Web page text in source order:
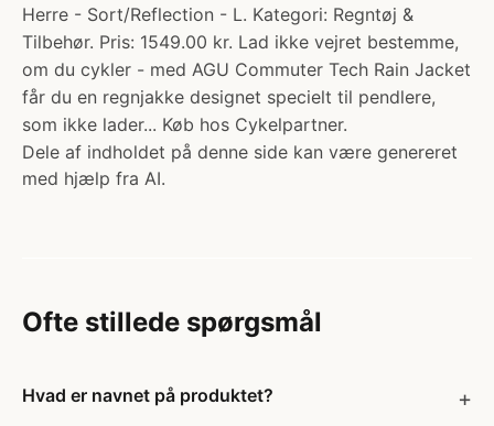
Herre - Sort/Reflection - L. Kategori: Regntøj &
Tilbehør. Pris: 1549.00 kr. Lad ikke vejret bestemme,
om du cykler - med AGU Commuter Tech Rain Jacket
får du en regnjakke designet specielt til pendlere,
som ikke lader... Køb hos Cykelpartner.
Dele af indholdet på denne side kan være genereret
med hjælp fra AI.
Ofte stillede spørgsmål
Hvad er navnet på produktet?